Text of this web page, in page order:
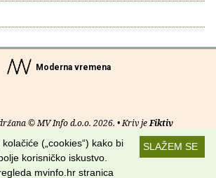
Moderna vremena
© MV Info d.o.o. 2026. • Kriv jeFiktiv
Pomoć• Uvjeti korištenja•RSS kanaliSLAŽEM SE
(„cookies“) kako bi
korisničko iskustvo.
mvinfo.hr stranica